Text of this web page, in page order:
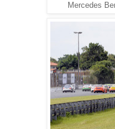
Mercedes